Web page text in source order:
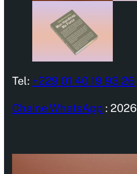
Tel: +229 01 40 19 93 26
Chaine WhatsApp : 2026